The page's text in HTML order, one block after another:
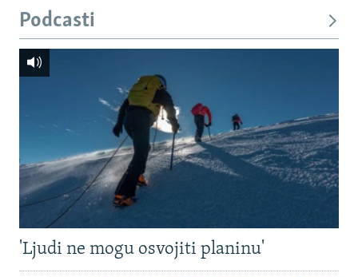
Podcasti
'Ljudi ne mogu osvojiti planinu'